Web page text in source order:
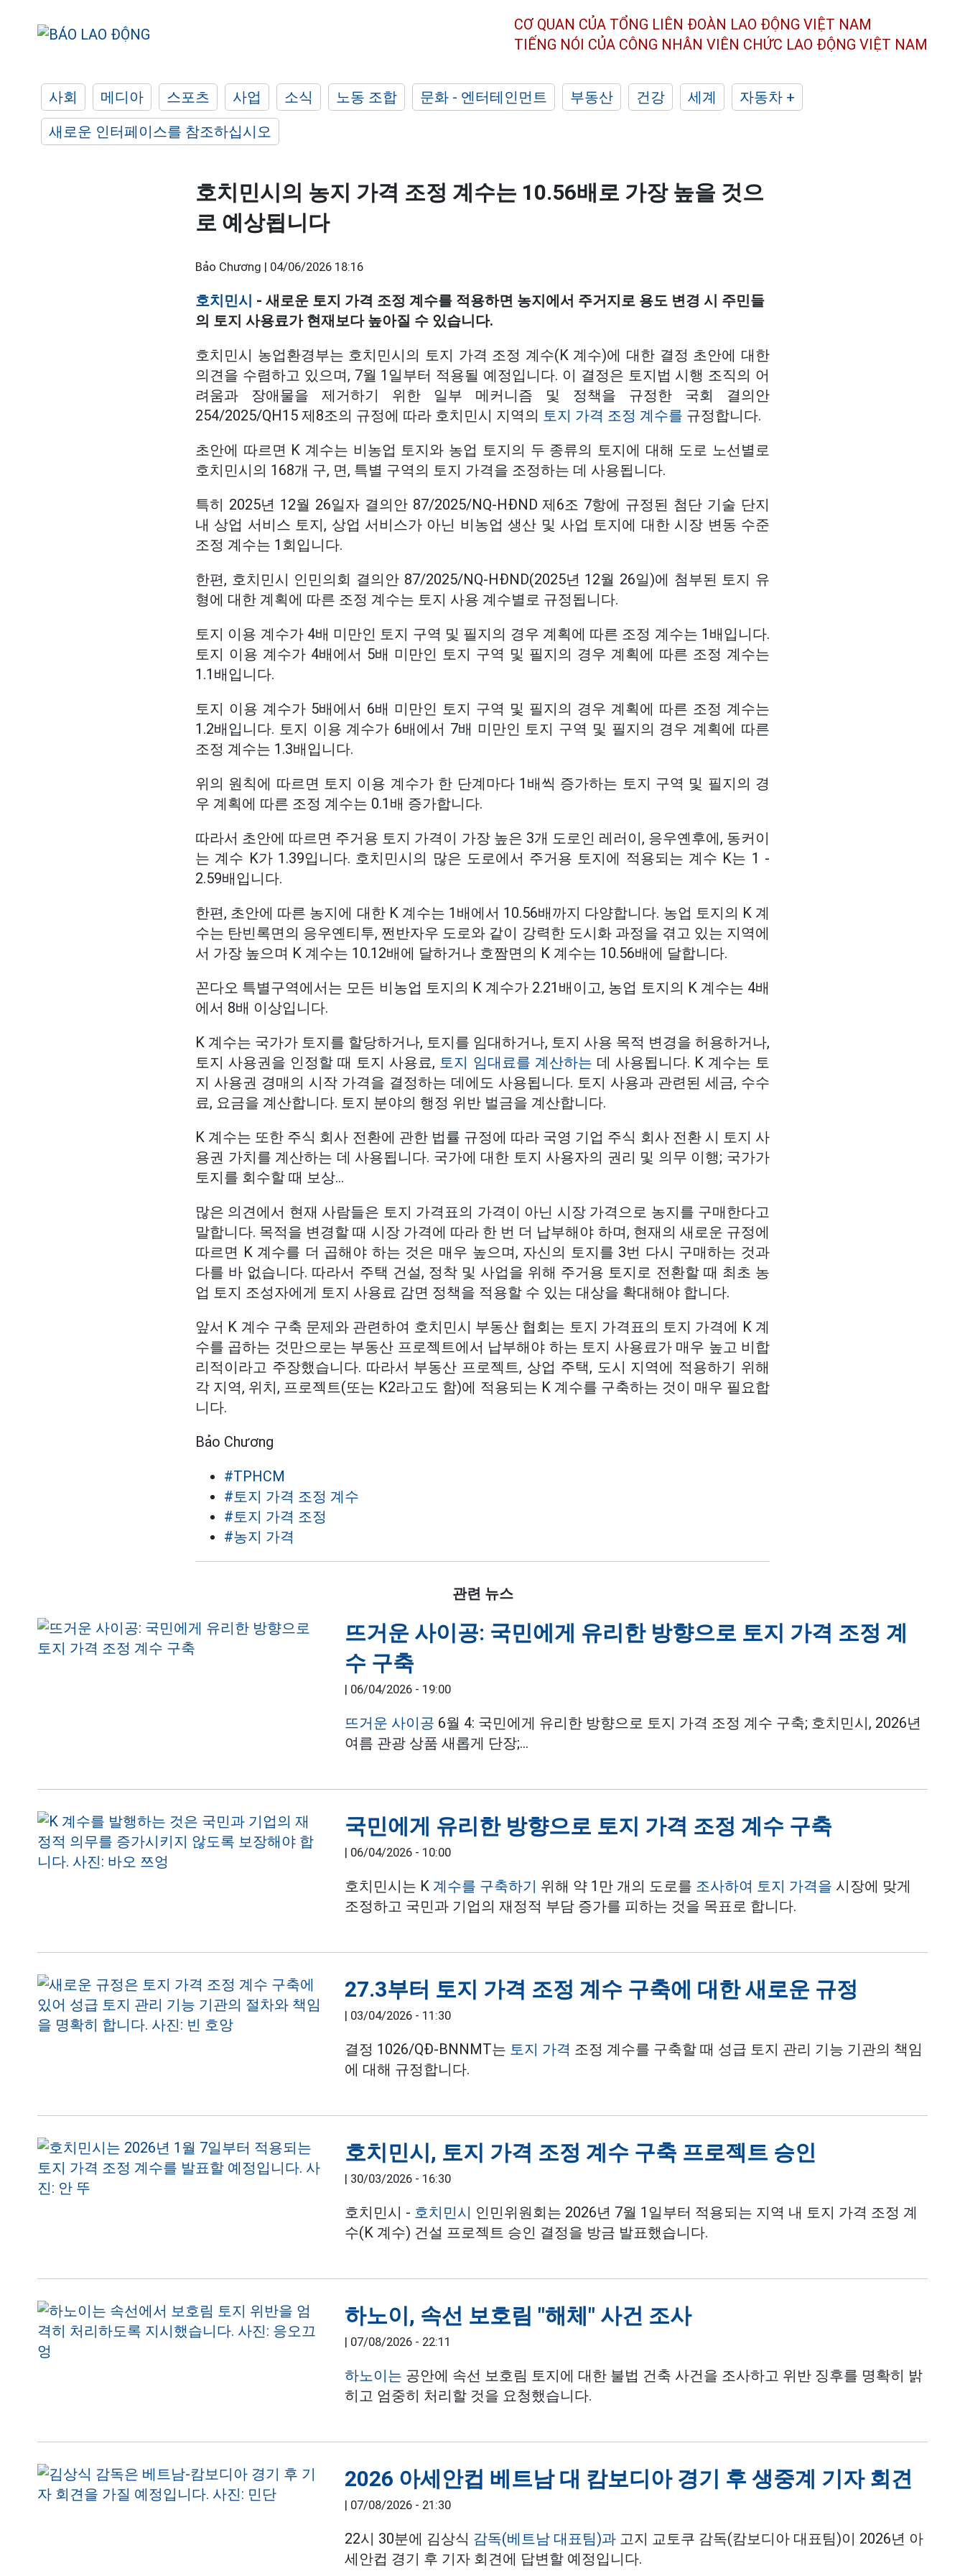
CƠ QUAN CỦA TỔNG LIÊN ĐOÀN LAO ĐỘNG VIỆT NAM
TIẾNG NÓI CỦA CÔNG NHÂN VIÊN CHỨC LAO ĐỘNG VIỆT NAM
사회 메디아 스포츠 사업 소식 노동 조합 문화 - 엔터테인먼트 부동산 건강 세계
자동차 +
새로운 인터페이스를 참조하십시오
호치민시의 농지 가격 조정 계수는 10.56배로 가장 높을 것으
로 예상됩니다
Bảo Chương | 04/06/2026 18:16
호치민시 - 새로운 토지 가격 조정 계수를 적용하면 농지에서 주거지로 용도 변경 시 주민들
의 토지 사용료가 현재보다 높아질 수 있습니다.
호치민시 농업환경부는 호치민시의 토지 가격 조정 계수(K 계수)에 대한 결정 초안에 대한
의견을 수렴하고 있으며, 7월 1일부터 적용될 예정입니다. 이 결정은 토지법 시행 조직의 어
려움과 장애물을 제거하기 위한 일부 메커니즘 및 정책을 규정한 국회 결의안
254/2025/QH15 제8조의 규정에 따라 호치민시 지역의 토지 가격 조정 계수를 규정합니다.
초안에 따르면 K 계수는 비농업 토지와 농업 토지의 두 종류의 토지에 대해 도로 노선별로
호치민시의 168개 구, 면, 특별 구역의 토지 가격을 조정하는 데 사용됩니다.
특히 2025년 12월 26일자 결의안 87/2025/NQ-HĐND 제6조 7항에 규정된 첨단 기술 단지
내 상업 서비스 토지, 상업 서비스가 아닌 비농업 생산 및 사업 토지에 대한 시장 변동 수준
조정 계수는 1회입니다.
한편, 호치민시 인민의회 결의안 87/2025/NQ-HĐND(2025년 12월 26일)에 첨부된 토지 유
형에 대한 계획에 따른 조정 계수는 토지 사용 계수별로 규정됩니다.
토지 이용 계수가 4배 미만인 토지 구역 및 필지의 경우 계획에 따른 조정 계수는 1배입니다.
토지 이용 계수가 4배에서 5배 미만인 토지 구역 및 필지의 경우 계획에 따른 조정 계수는
1.1배입니다.
토지 이용 계수가 5배에서 6배 미만인 토지 구역 및 필지의 경우 계획에 따른 조정 계수는
1.2배입니다. 토지 이용 계수가 6배에서 7배 미만인 토지 구역 및 필지의 경우 계획에 따른
조정 계수는 1.3배입니다.
위의 원칙에 따르면 토지 이용 계수가 한 단계마다 1배씩 증가하는 토지 구역 및 필지의 경
우 계획에 따른 조정 계수는 0.1배 증가합니다.
따라서 초안에 따르면 주거용 토지 가격이 가장 높은 3개 도로인 레러이, 응우옌후에, 동커이
는 계수 K가 1.39입니다. 호치민시의 많은 도로에서 주거용 토지에 적용되는 계수 K는 1 -
2.59배입니다.
한편, 초안에 따른 농지에 대한 K 계수는 1배에서 10.56배까지 다양합니다. 농업 토지의 K 계
수는 탄빈록면의 응우옌티투, 쩐반자우 도로와 같이 강력한 도시화 과정을 겪고 있는 지역에
서 가장 높으며 K 계수는 10.12배에 달하거나 호짬면의 K 계수는 10.56배에 달합니다.
꼰다오 특별구역에서는 모든 비농업 토지의 K 계수가 2.21배이고, 농업 토지의 K 계수는 4배
에서 8배 이상입니다.
K 계수는 국가가 토지를 할당하거나, 토지를 임대하거나, 토지 사용 목적 변경을 허용하거나,
토지 사용권을 인정할 때 토지 사용료, 토지 임대료를 계산하는 데 사용됩니다. K 계수는 토
지 사용권 경매의 시작 가격을 결정하는 데에도 사용됩니다. 토지 사용과 관련된 세금, 수수
료, 요금을 계산합니다. 토지 분야의 행정 위반 벌금을 계산합니다.
K 계수는 또한 주식 회사 전환에 관한 법률 규정에 따라 국영 기업 주식 회사 전환 시 토지 사
용권 가치를 계산하는 데 사용됩니다. 국가에 대한 토지 사용자의 권리 및 의무 이행; 국가가
토지를 회수할 때 보상...
많은 의견에서 현재 사람들은 토지 가격표의 가격이 아닌 시장 가격으로 농지를 구매한다고
말합니다. 목적을 변경할 때 시장 가격에 따라 한 번 더 납부해야 하며, 현재의 새로운 규정에
따르면 K 계수를 더 곱해야 하는 것은 매우 높으며, 자신의 토지를 3번 다시 구매하는 것과
다를 바 없습니다. 따라서 주택 건설, 정착 및 사업을 위해 주거용 토지로 전환할 때 최초 농
업 토지 조성자에게 토지 사용료 감면 정책을 적용할 수 있는 대상을 확대해야 합니다.
앞서 K 계수 구축 문제와 관련하여 호치민시 부동산 협회는 토지 가격표의 토지 가격에 K 계
수를 곱하는 것만으로는 부동산 프로젝트에서 납부해야 하는 토지 사용료가 매우 높고 비합
리적이라고 주장했습니다. 따라서 부동산 프로젝트, 상업 주택, 도시 지역에 적용하기 위해
각 지역, 위치, 프로젝트(또는 K2라고도 함)에 적용되는 K 계수를 구축하는 것이 매우 필요합
니다.
Bảo Chương
#TPHCM
#토지 가격 조정 계수
#토지 가격 조정
#농지 가격
관련 뉴스
뜨거운 사이공: 국민에게 유리한 방향으로 토지 가격 조정 계
수 구축
| 06/04/2026 - 19:00
뜨거운 사이공 6월 4: 국민에게 유리한 방향으로 토지 가격 조정 계수 구축; 호치민시, 2026년
여름 관광 상품 새롭게 단장;...
국민에게 유리한 방향으로 토지 가격 조정 계수 구축
| 06/04/2026 - 10:00
호치민시는 K 계수를 구축하기 위해 약 1만 개의 도로를 조사하여 토지 가격을 시장에 맞게
조정하고 국민과 기업의 재정적 부담 증가를 피하는 것을 목표로 합니다.
27.3부터 토지 가격 조정 계수 구축에 대한 새로운 규정
| 03/04/2026 - 11:30
결정 1026/QĐ-BNNMT는 토지 가격 조정 계수를 구축할 때 성급 토지 관리 기능 기관의 책임
에 대해 규정합니다.
호치민시, 토지 가격 조정 계수 구축 프로젝트 승인
| 30/03/2026 - 16:30
호치민시 - 호치민시 인민위원회는 2026년 7월 1일부터 적용되는 지역 내 토지 가격 조정 계
수(K 계수) 건설 프로젝트 승인 결정을 방금 발표했습니다.
하노이, 속선 보호림 "해체" 사건 조사
| 07/08/2026 - 22:11
하노이는 공안에 속선 보호림 토지에 대한 불법 건축 사건을 조사하고 위반 징후를 명확히 밝
히고 엄중히 처리할 것을 요청했습니다.
2026 아세안컵 베트남 대 캄보디아 경기 후 생중계 기자 회견
| 07/08/2026 - 21:30
22시 30분에 김상식 감독(베트남 대표팀)과 고지 교토쿠 감독(캄보디아 대표팀)이 2026년 아
세안컵 경기 후 기자 회견에 답변할 예정입니다.